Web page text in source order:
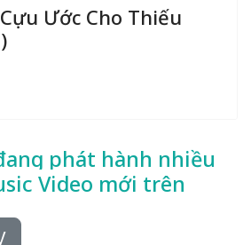
Ước Cho Thiếu
phát hành nhiều
Video mới trên